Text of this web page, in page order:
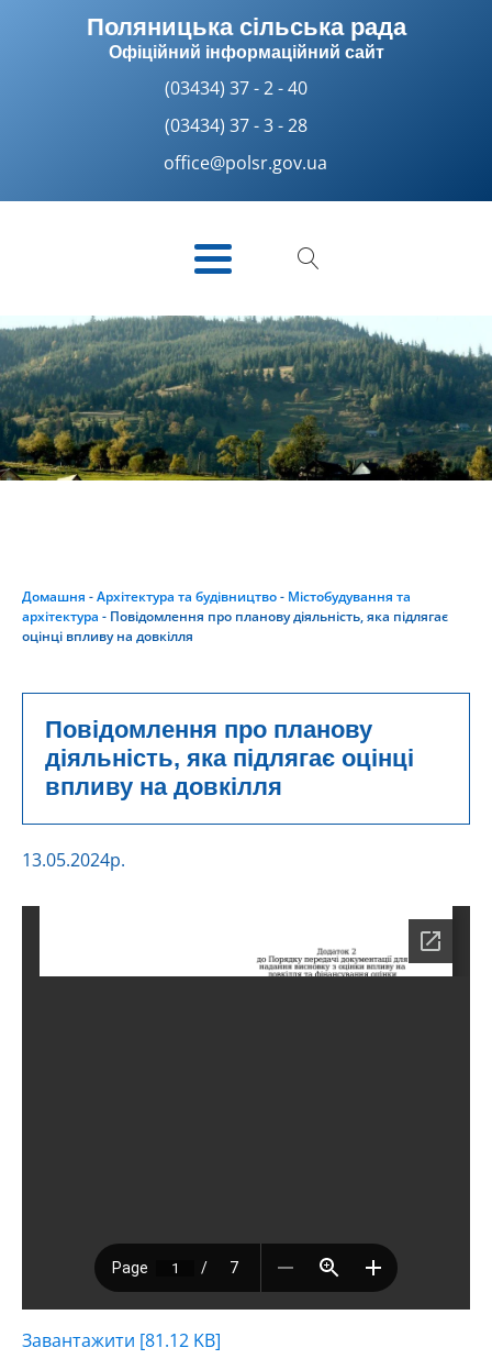
Поляницька сільська рада
Офіційний інформаційний сайт
(03434) 37 - 2 - 40
(03434) 37 - 3 - 28
office@polsr.gov.ua
Домашня -Архітектура та будівництво- Містобудування та
архітектура - Повідомлення про планову діяльність, яка підлягає
оцінці впливу на довкілля
Повідомлення про планову
діяльність, яка підлягає оцінці
впливу на довкілля
13.05.2024р.
Завантажити [81.12 KB]